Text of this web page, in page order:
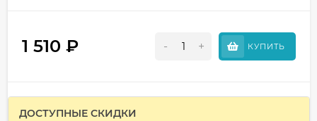
1 510 ₽ - + КУПИТЬ
ДОСТУПНЫЕ СКИДКИ